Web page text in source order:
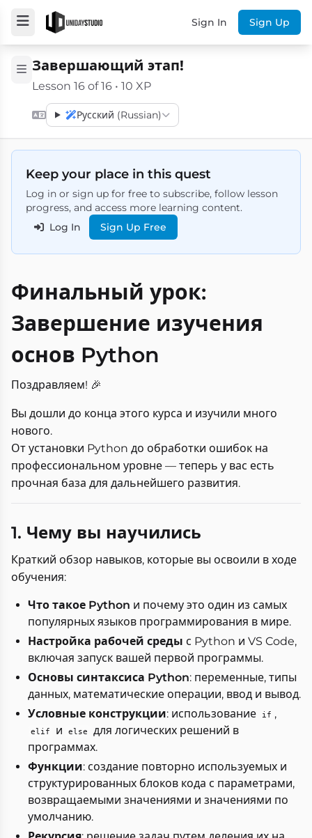
Sign In Sign Up
Завершающий этап!
Lesson 16 of 16 • 10 XP
Русский (Russian)
Keep your place in this quest
Log in or sign up for free to subscribe, follow lesson
progress, and access more learning content.
Log In
Sign Up Free
Финальный урок:
Завершение изучения
основ Python
Поздравляем! 🎉
Вы дошли до конца этого курса и изучили много
нового.
От установки Python до обработки ошибок на
профессиональном уровне — теперь у вас есть
прочная база для дальнейшего развития.
1. Чему вы научились
Краткий обзор навыков, которые вы освоили в ходе
обучения:
Что такое Python и почему это один из самых
популярных языков программирования в мире.
Настройка рабочей среды с Python и VS Code,
включая запуск вашей первой программы.
Основы синтаксиса Python: переменные, типы
данных, математические операции, ввод и вывод.
Условные конструкции: использование if ,
elif и else
для логических решений в
программах.
Функции: создание повторно используемых и
структурированных блоков кода с параметрами,
возвращаемыми значениями и значениями по
умолчанию.